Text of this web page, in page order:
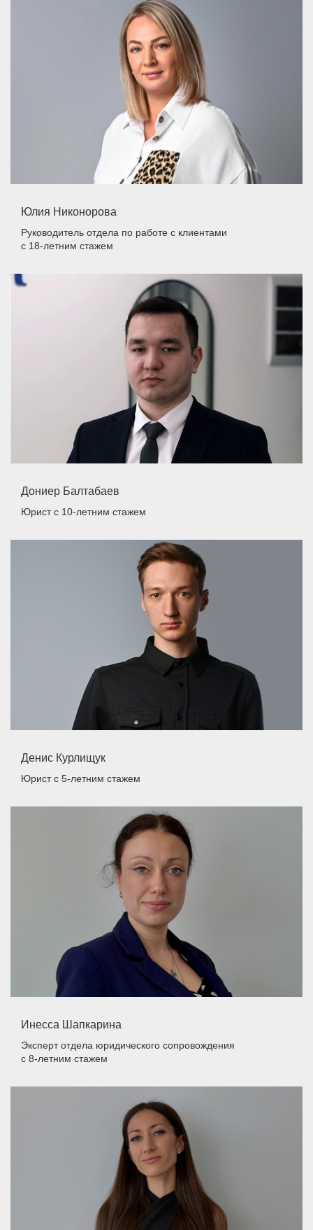
Юлия Никонорова
Руководитель отдела по работе с клиентами
с 18-летним стажем
Дониер Балтабаев
Юристс 10-летним стажем
Денис Курлищук
Юристс 5-летним стажем
Инесса Шапкарина
Эксперт отдела юридического сопровождения
с 8-летним стажем